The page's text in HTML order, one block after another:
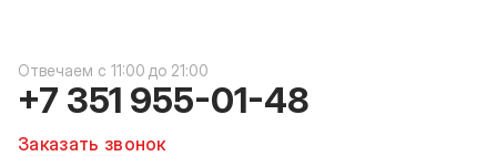
c 11:00 до 21:00
+7 351 955-01-48
Заказать звонок